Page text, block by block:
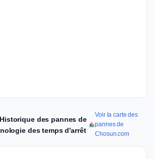
des pannes de
des temps d'arrêt
Voir la carte des
pannes de
Chosun.com